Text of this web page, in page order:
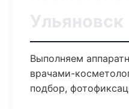
Ульяновск
Выполняем
врачами-
подбор,